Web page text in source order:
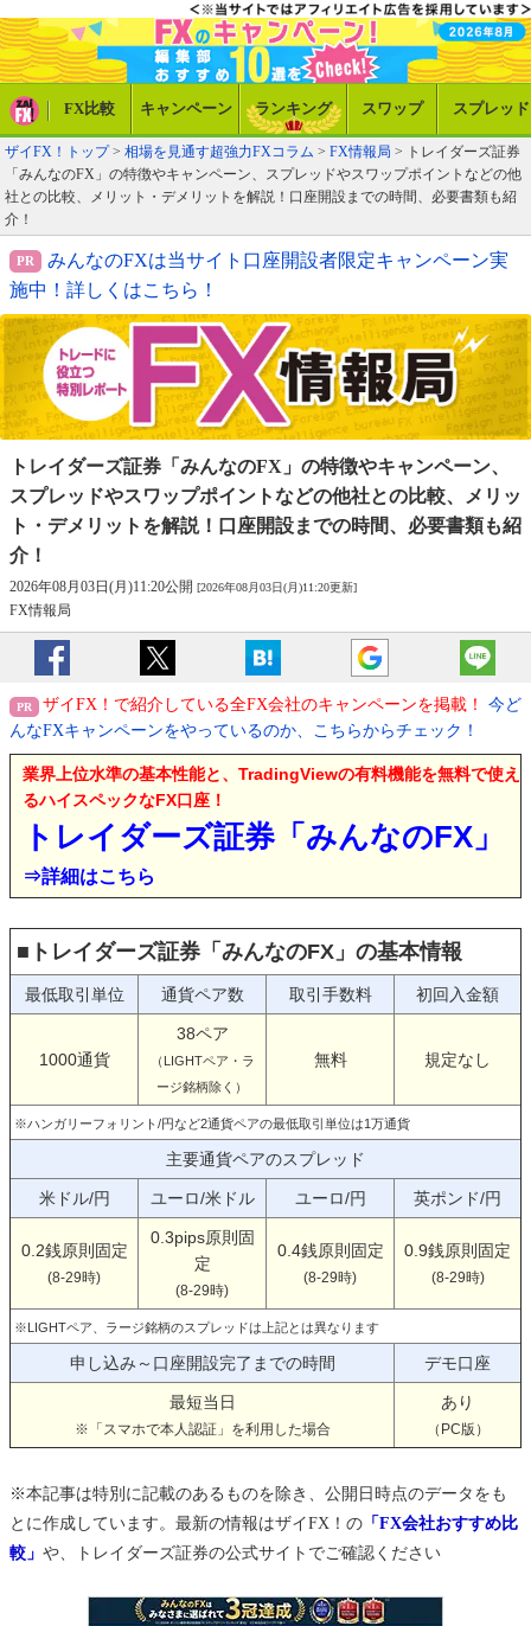
FX比較 キャンペーン ランキング スワップ スプレッド
ザイFX！トップ> 相場を見通す超強力FXコラム > FX情報局 > トレイダーズ証券
「みんなのFX」の特徴やキャンペーン、スプレッドやスワップポイントなどの他
社との比較、メリット・デメリットを解説！口座開設までの時間、必要書類も紹
介！
みんなのFXは当サイト口座開設者限定キャンペーン実
施中！詳しくはこちら！
トレイダーズ証券「みんなのFX」の特徴やキャンペーン、
スプレッドやスワップポイントなどの他社との比較、メリッ
ト・デメリットを解説！口座開設までの時間、必要書類も紹
介！
2026年08月03日(月)11:20公開 [2026年08月03日(月)11:20更新]
FX情報局
ザイFX！で紹介している全FX会社のキャンペーンを掲載！
今ど
んなFXキャンペーンをやっているのか、こちらからチェック！
業界上位水準の基本性能と、TradingViewの有料機能を無料で使え
るハイスペックなFX口座！
トレイダーズ証券「みんなのFX」
⇒詳細はこちら
■トレイダーズ証券「みんなのFX」の基本情報
最低取引単位 通貨ペア数 取引手数料 初回入金額
1000通貨
38ペア
（LIGHTペア・ラ
ージ銘柄除く）
無料 規定なし
※ハンガリーフォリント/円など2通貨ペアの最低取引単位は1万通貨
主要通貨ペアのスプレッド
米ドル/円 ユーロ/米ドル ユーロ/円 英ポンド/円
0.2銭原則固定
(8-29時)
0.3pips原則固
定
(8-29時)
0.4銭原則固定
(8-29時)
0.9銭原則固定
(8-29時)
※LIGHTペア、ラージ銘柄のスプレッドは上記とは異なります
申し込み～口座開設完了までの時間 デモ口座
最短当日
※「スマホで本人認証」を利用した場合
あり
（PC版）
※本記事は特別に記載のあるものを除き、公開日時点のデータをも
とに作成しています。最新の情報はザイFX！の 「FX会社おすすめ比
較」 や、トレイダーズ証券の公式サイトでご確認ください